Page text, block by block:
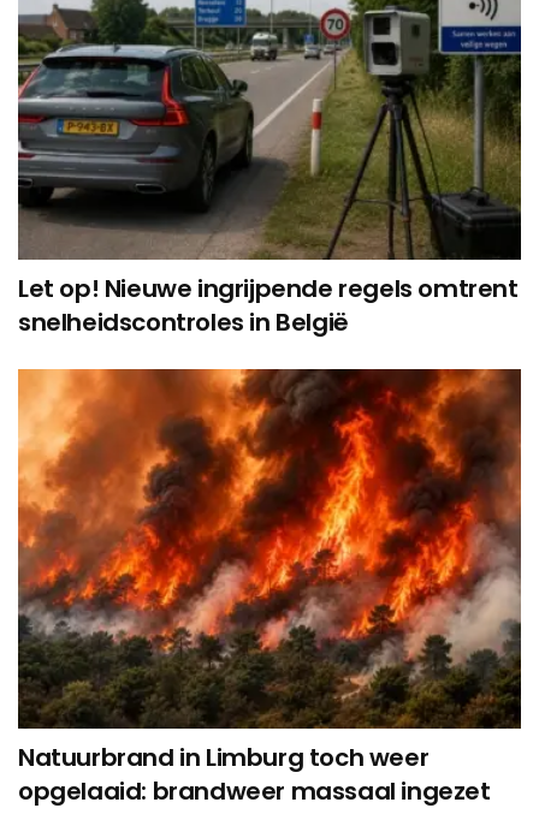
Let op! Nieuwe ingrijpende regels omtrent
snelheidscontroles in België
Natuurbrand in Limburg toch weer
opgelaaid: brandweer massaal ingezet